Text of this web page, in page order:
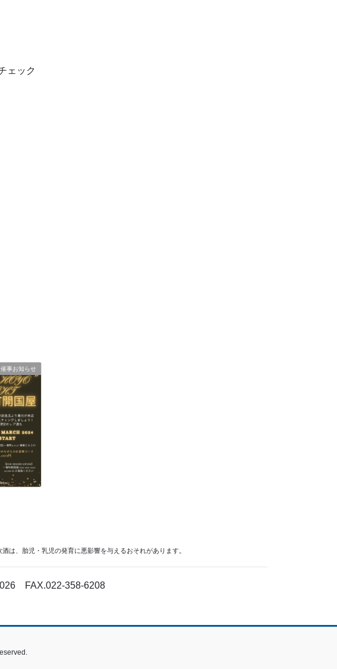
ェック
催事お知らせ
は、胎児・乳児の発育に悪影響を与えるおそれがあります。
FAX.022-358-6208